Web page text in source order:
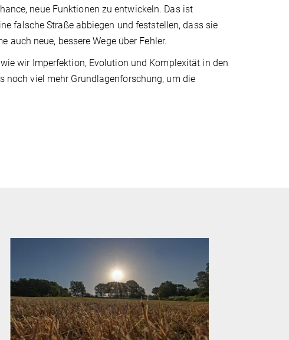
neue Funktionen zu entwickeln. Das ist
falsche Straße abbiegen und feststellen, dass sie
auch neue, bessere Wege über Fehler.
wir Imperfektion, Evolution und Komplexität in den
noch viel mehr Grundlagenforschung, um die